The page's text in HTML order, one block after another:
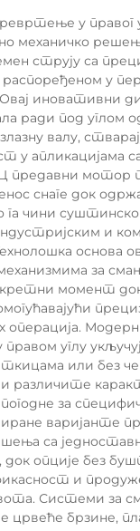
у правог
механичко
струју са
у
иновативни
ради под углом
валу,
у апликацијама
мотор
снаге док
га чини
и
основа
за
момент
операција.
углу
или без
различите
за
варијанте
са
опције без
и
Системи за
црвеће брзине,